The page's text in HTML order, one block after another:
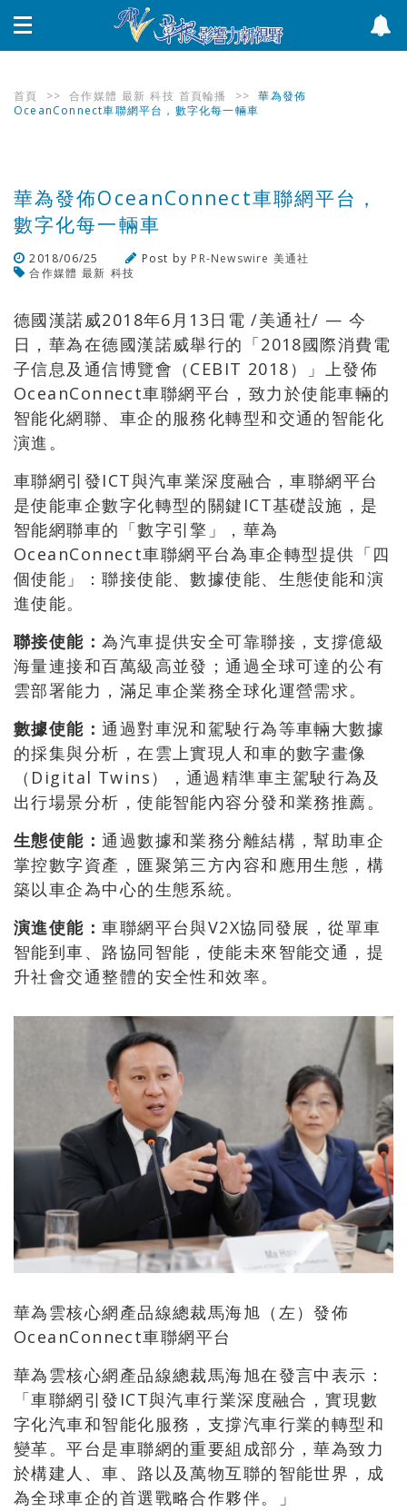
首頁 >> 合作媒體 最新 科技 首頁輪播 >>
華為發佈
OceanConnect車聯網平台，數字化每一輛車
華為發佈OceanConnect車聯網平台，
數字化每一輛車
2018/06/25 Post by PR-Newswire 美通社
合作媒體 最新 科技
德國漢諾威2018年6月13日電 /美通社/ — 今
日，華為在德國漢諾威舉行的「2018國際消費電
子信息及通信博覽會（CEBIT 2018）」上發佈
OceanConnect車聯網平台，致力於使能車輛的
智能化網聯、車企的服務化轉型和交通的智能化
演進。
車聯網引發ICT與汽車業深度融合，車聯網平台
是使能車企數字化轉型的關鍵ICT基礎設施，是
智能網聯車的「數字引擎」，華為
OceanConnect車聯網平台為車企轉型提供「四
個使能」：聯接使能、數據使能、生態使能和演
進使能。
聯接使能：為汽車提供安全可靠聯接，支撐億級
海量連接和百萬級高並發；通過全球可達的公有
雲部署能力，滿足車企業務全球化運營需求。
數據使能：通過對車況和駕駛行為等車輛大數據
的採集與分析，在雲上實現人和車的數字畫像
（Digital Twins），通過精準車主駕駛行為及
出行場景分析，使能智能內容分發和業務推薦。
生態使能：通過數據和業務分離結構，幫助車企
掌控數字資產，匯聚第三方內容和應用生態，構
築以車企為中心的生態系統。
演進使能：車聯網平台與V2X協同發展，從單車
智能到車、路協同智能，使能未來智能交通，提
升社會交通整體的安全性和效率。
華為雲核心網產品線總裁馬海旭（左）發佈
OceanConnect車聯網平台
華為雲核心網產品線總裁馬海旭在發言中表示：
「車聯網引發ICT與汽車行業深度融合，實現數
字化汽車和智能化服務，支撐汽車行業的轉型和
變革。平台是車聯網的重要組成部分，華為致力
於構建人、車、路以及萬物互聯的智能世界，成
為全球車企的首選戰略合作夥伴。」